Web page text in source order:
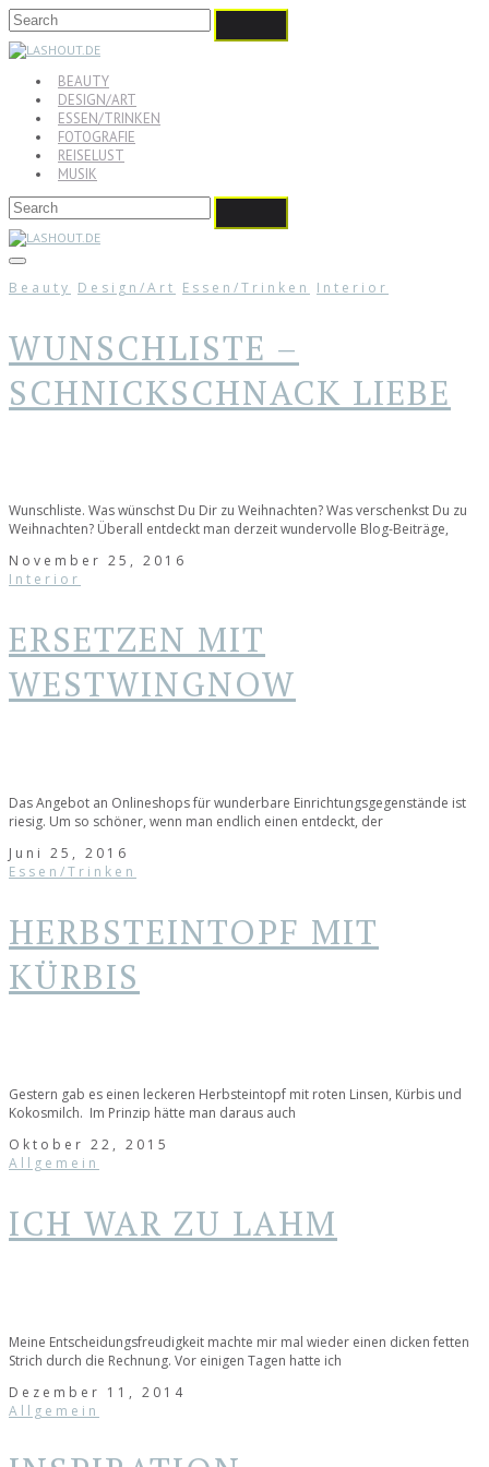
BEAUTY
DESIGN/ART
ESSEN/TRINKEN
FOTOGRAFIE
REISELUST
MUSIK
Beauty Design/Art Essen/Trinken Interior
WUNSCHLISTE –
SCHNICKSCHNACK LIEBE
Wunschliste. Was wünschst Du Dir zu Weihnachten? Was verschenkst Du zu
Weihnachten? Überall entdeckt man derzeit wundervolle Blog-Beiträge,
November 25, 2016
Interior
ERSETZEN MIT
WESTWINGNOW
Das Angebot an Onlineshops für wunderbare Einrichtungsgegenstände ist
riesig. Um so schöner, wenn man endlich einen entdeckt, der
Juni 25, 2016
Essen/Trinken
HERBSTEINTOPF MIT
KÜRBIS
Gestern gab es einen leckeren Herbsteintopf mit roten Linsen, Kürbis und
Kokosmilch. Im Prinzip hätte man daraus auch
Oktober 22, 2015
Allgemein
ICH WAR ZU LAHM
Meine Entscheidungsfreudigkeit machte mir mal wieder einen dicken fetten
Strich durch die Rechnung. Vor einigen Tagen hatte ich
Dezember 11, 2014
Allgemein